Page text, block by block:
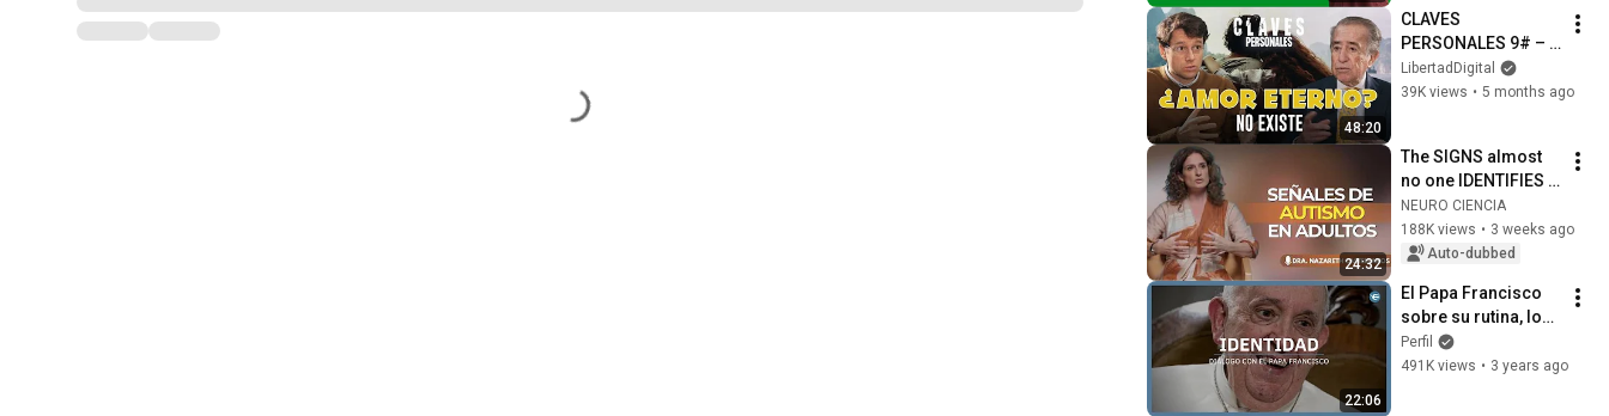
48:20
CLAVES
PERSONALES 9# –
Enrique Rojas | ¿Por
qué fracasan las
LibertadDigital
39K views • 5 months ago
24:32
The SIGNS almost
no one IDENTIFIES
in time | Nazareth
Castellanos
NEURO CIENCIA
188K views • 3 weeks ago
Auto-dubbed
22:06
El Papa Francisco
sobre su rutina, los
pobres y el clásico
“hagan lío” | Parte 6
Perfil
491K views • 3 years ago